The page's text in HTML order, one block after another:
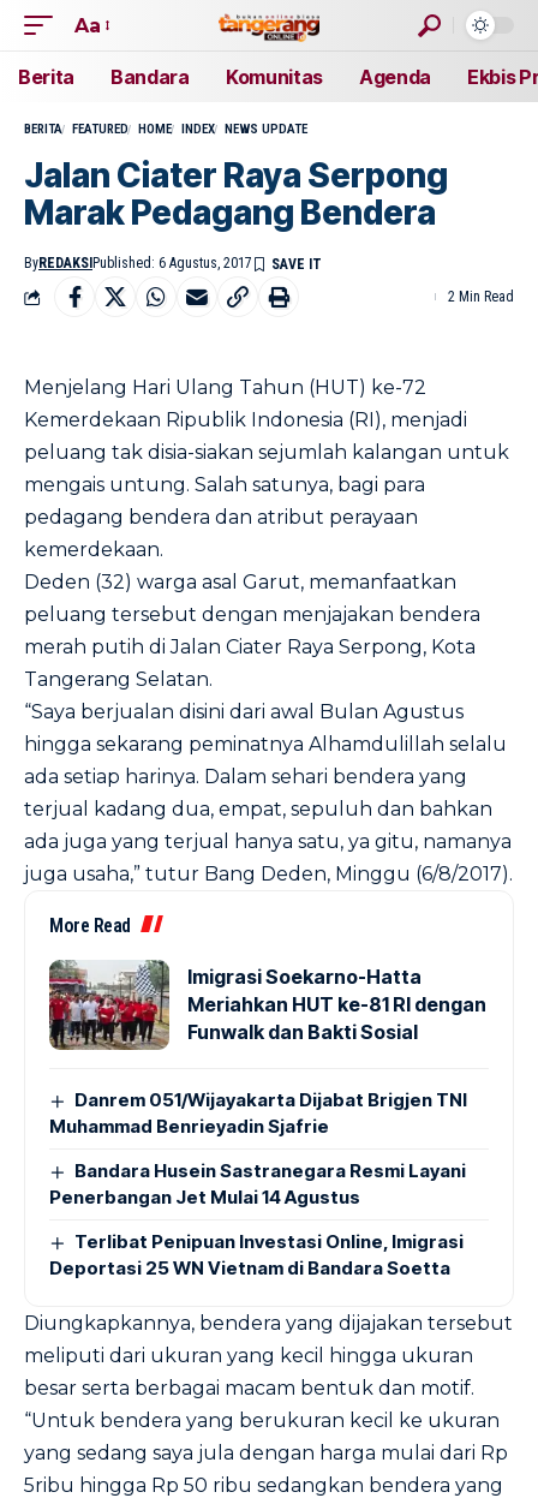
Aa
Berita Bandara Komunitas Agenda Ekbis
BERITA FEATURED HOME INDEX NEWS UPDATE
Jalan Ciater Raya Serpong
Marak Pedagang Bendera
ByREDAKSI Published: 6 Agustus, 2017
2 Min Read
Menjelang Hari Ulang Tahun (HUT) ke-72
Kemerdekaan Ripublik Indonesia (RI), menjadi
peluang tak disia-siakan sejumlah kalangan untuk
mengais untung. Salah satunya, bagi para
pedagang bendera dan atribut perayaan
kemerdekaan.
Deden (32) warga asal Garut, memanfaatkan
peluang tersebut dengan menjajakan bendera
merah putih di Jalan Ciater Raya Serpong, Kota
Tangerang Selatan.
“Saya berjualan disini dari awal Bulan Agustus
hingga sekarang peminatnya Alhamdulillah selalu
ada setiap harinya. Dalam sehari bendera yang
terjual kadang dua, empat, sepuluh dan bahkan
ada juga yang terjual hanya satu, ya gitu, namanya
juga usaha,” tutur Bang Deden, Minggu (6/8/2017).
More Read
Imigrasi Soekarno-Hatta
Meriahkan HUT ke-81 RI dengan
Funwalk dan Bakti Sosial
Danrem 051/Wijayakarta Dijabat Brigjen TNI
Muhammad Benrieyadin Sjafrie
Bandara Husein Sastranegara Resmi Layani
Penerbangan Jet Mulai 14 Agustus
Terlibat Penipuan Investasi Online, Imigrasi
Deportasi 25 WN Vietnam di Bandara Soetta
Diungkapkannya, bendera yang dijajakan tersebut
meliputi dari ukuran yang kecil hingga ukuran
besar serta berbagai macam bentuk dan motif.
“Untuk bendera yang berukuran kecil ke ukuran
yang sedang saya jula dengan harga mulai dari Rp
5ribu hingga Rp 50 ribu sedangkan bendera yang